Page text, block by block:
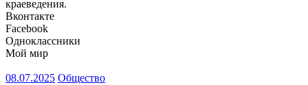
краеведения.
Вконтакте
Facebook
Одноклассники
Мой мир
08.07.2025 Общество